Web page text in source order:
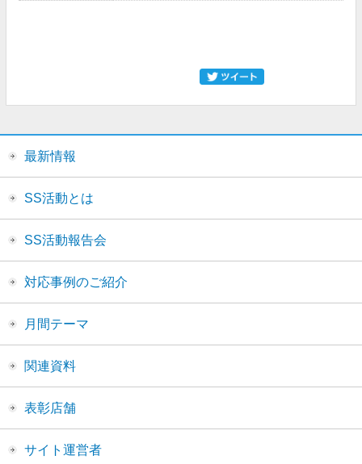
最新情報
SS活動とは
SS活動報告会
対応事例のご紹介
月間テーマ
関連資料
表彰店舗
サイト運営者